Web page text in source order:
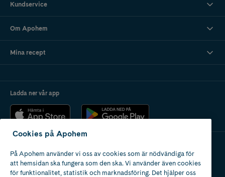
Kundservice
Om Apohem
Mina recept
Ladda ner vår app
Apotek med tillstånd
av Läkemedelsverket
Cookies på Apohem
På Apohem använder vi oss av cookies som är nödvändiga för
att hemsidan ska fungera som den ska. Vi använder även cookies
för funktionalitet, statistik och marknadsföring. Det hjälper oss